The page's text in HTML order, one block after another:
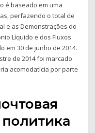
é baseado em uma
perfazendo o total de
e as Demonstrações do
Líquido e dos Fluxos
em 30 de junho de 2014.
de 2014 foi marcado
acomodatícia por parte